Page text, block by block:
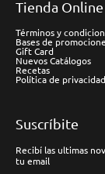
Tienda Online
Términos y
Bases de
Gift Card
Nuevos Catálogos
Recetas
Política de privacidad
Suscríbite
Recibí las ultimas
tu email